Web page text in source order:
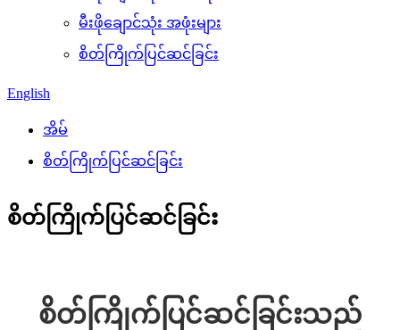
မီးဖိုချောင်သုံး အဖုံးများ
စိတ်ကြိုက်ပြင်ဆင်ခြင်း
English
အိမ်
စိတ်ကြိုက်ပြင်ဆင်ခြင်း
စိတ်ကြိုက်ပြင်ဆင်ခြင်း
စိတ်ကြိုက်ပြင်ဆင်ခြင်းသည်